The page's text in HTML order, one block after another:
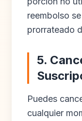
reembolso
prorrateado
5.
Puedes
cualquier